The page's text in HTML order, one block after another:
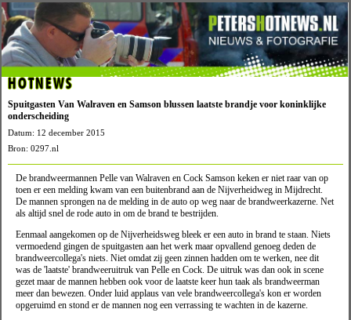
HOTNEWS
Spuitgasten Van Walraven en Samson blussen laatste brandje voor koninklijke
onderscheiding
Datum: 12 december 2015
Bron: 0297.nl
De brandweermannen Pelle van Walraven en Cock Samson keken er niet raar van op
toen er een melding kwam van een buitenbrand aan de Nijverheidweg in Mijdrecht.
De mannen sprongen na de melding in de auto op weg naar de brandweerkazerne. Net
als altijd snel de rode auto in om de brand te bestrijden.
Eenmaal aangekomen op de Nijverheidsweg bleek er een auto in brand te staan. Niets
vermoedend gingen de spuitgasten aan het werk maar opvallend genoeg deden de
brandweercollega's niets. Niet omdat zij geen zinnen hadden om te werken, nee dit
was de 'laatste' brandweeruitruk van Pelle en Cock. De uitruk was dan ook in scene
gezet maar de mannen hebben ook voor de laatste keer hun taak als brandweerman
meer dan bewezen. Onder luid applaus van vele brandweercollega's kon er worden
opgeruimd en stond er de mannen nog een verrassing te wachten in de kazerne.